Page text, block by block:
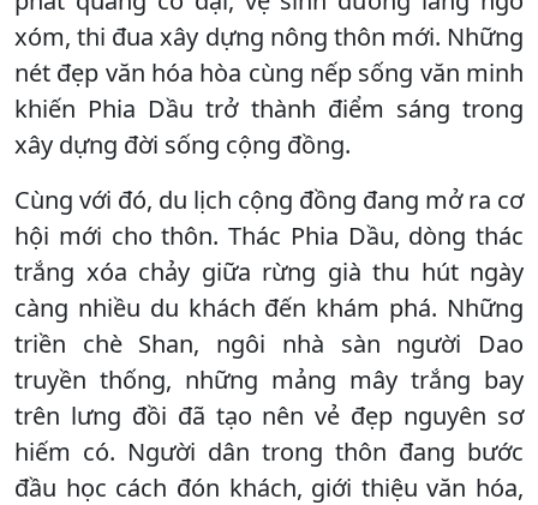
xóm, thi đua xây dựng nông thôn mới. Những
nét đẹp văn hóa hòa cùng nếp sống văn minh
khiến Phia Dầu trở thành điểm sáng trong
xây dựng đời sống cộng đồng.
Cùng với đó, du lịch cộng đồng đang mở ra cơ
hội mới cho thôn. Thác Phia Dầu, dòng thác
trắng xóa chảy giữa rừng già thu hút ngày
càng nhiều du khách đến khám phá. Những
triền chè Shan, ngôi nhà sàn người Dao
truyền thống, những mảng mây trắng bay
trên lưng đồi đã tạo nên vẻ đẹp nguyên sơ
hiếm có. Người dân trong thôn đang bước
đầu học cách đón khách, giới thiệu văn hóa,